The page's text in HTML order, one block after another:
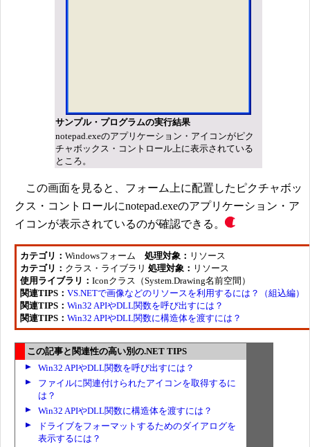
サンプル・プログラムの実行結果
notepad.exeのアプリケーション・アイコンがピク
チャボックス・コントロール上に表示されている
ところ。
この画面を見ると、フォーム上に配置したピクチャボッ
クス・コントロールにnotepad.exeのアプリケーション・ア
イコンが表示されているのが確認できる。
カテゴリ： Windowsフォーム 処理対象： リソース
カテゴリ： クラス・ライブラリ 処理対象： リソース
使用ライブラリ： Iconクラス（System.Drawing名前空間）
関連TIPS： VS.NETで画像などのリソースを利用するには？（組込編）
関連TIPS： Win32 APIやDLL関数を呼び出すには？
関連TIPS： Win32 APIやDLL関数に構造体を渡すには？
この記事と関連性の高い別の.NET TIPS
Win32 APIやDLL関数を呼び出すには？
ファイルに関連付けられたアイコンを取得するに
は？
Win32 APIやDLL関数に構造体を渡すには？
ドライブをフォーマットするためのダイアログを
表示するには？